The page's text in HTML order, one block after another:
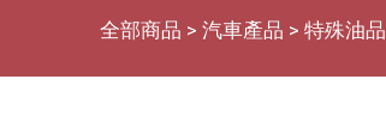
全部商品 > 汽車產品 > 特殊油品